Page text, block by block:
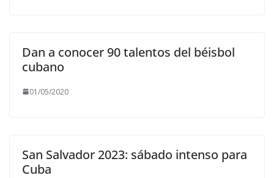
Dan a conocer 90 talentos del béisbol
cubano
01/05/2020
San Salvador 2023: sábado intenso para
Cuba